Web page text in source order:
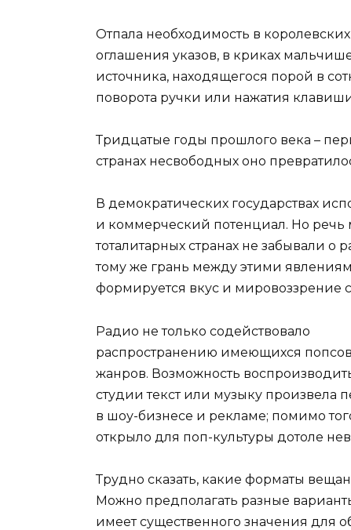
Отпала необходимость в
оглашения указов, в криках
источника, находящегося порой в
поворота ручки или нажатия
Тридцатые годы прошлого века –
странах несвободных оно
В демократических государствах
и коммерческий потенциал. Но речь
тоталитарных странах не забывали о
тому же грань между этими
формируется вкус и мировоззрение
Радио не только содействовало
распространению имеющихся
жанров. Возможность
студии текст или музыку произвела
в шоу-бизнесе и рекламе; помимо
открыло для поп-культуры дотоле
Трудно сказать, какие форматы
Можно предполагать разные
имеет существенного значения для